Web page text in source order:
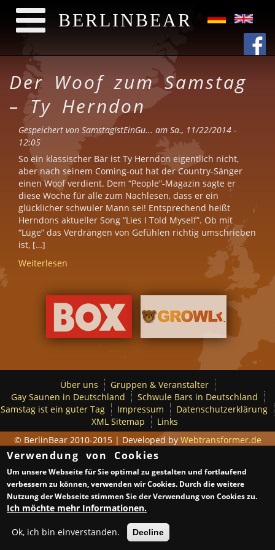
Direkt zum Inhalt
BERLINBEAR
Der Woof zum Samstag
– Ty Herndon
Gespeichert von SamstagIstEinGu... am Sa., 11/22/2014 -
12:05
So ein klassischer Bär ist Ty Herndon eigentlich nicht,
aber nach seinem Coming-out hat der Country-Sänger
einen Woof verdient. Dem “People”-Magazin sagte er
diese Woche für alle zum Nachlesen, dass er ein
glücklicher schwuler Mann sei! Entsprechend heißt
Herndons aktueller Song “Lies I Told Myself”. Ob mit
“Lüge” das Verdrängen von Gefühlen richtig umschrieben
ist, […]
Weiterlesen
Über uns
Gruppen & Veranstalter
Gay Saunen in Deutschland
Schwule Bars in Deutschland
Samstag ist ein guter Tag
Impressum
Datenschutzerklärung
XML Sitemap
Links
© BerlinBear 2010-2015 | Developed by Webtransformer.de
Verwendung von Cookies
Um unsere Webseite für Sie optimal zu gestalten und fortlaufend
verbessern zu können, verwenden wir Cookies. Durch die weitere
Nutzung der Webseite stimmen Sie der Verwendung von Cookies zu.
Ich möchte mehr Informationen.
Ok, ich bin einverstanden. Decline